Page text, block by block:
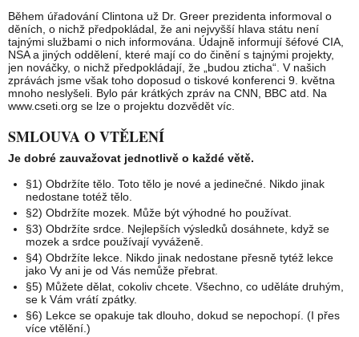
Během úřadování Clintona už Dr. Greer prezidenta informoval o
děních, o nichž předpokládal, že ani nejvyšší hlava státu není
tajnými službami o nich informována. Údajně informují šéfové CIA,
NSA a jiných oddělení, které mají co do činění s tajnými projekty,
jen nováčky, o nichž předpokládají, že „budou zticha“. V našich
zprávách jsme však toho doposud o tiskové konferenci 9. května
mnoho neslyšeli. Bylo pár krátkých zpráv na CNN, BBC atd. Na
www.cseti.org se lze o projektu dozvědět víc.
SMLOUVA O VTĚLENÍ
Je dobré zauvažovat jednotlivě o každé větě.
§1) Obdržíte tělo. Toto tělo je nové a jedinečné. Nikdo jinak
nedostane totéž tělo.
§2) Obdržíte mozek. Může být výhodné ho používat.
§3) Obdržíte srdce. Nejlepších výsledků dosáhnete, když se
mozek a srdce používají vyváženě.
§4) Obdržíte lekce. Nikdo jinak nedostane přesně tytéž lekce
jako Vy ani je od Vás nemůže přebrat.
§5) Můžete dělat, cokoliv chcete. Všechno, co uděláte druhým,
se k Vám vrátí zpátky.
§6) Lekce se opakuje tak dlouho, dokud se nepochopí. (I přes
více vtělění.)